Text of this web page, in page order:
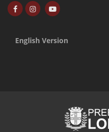
English Version